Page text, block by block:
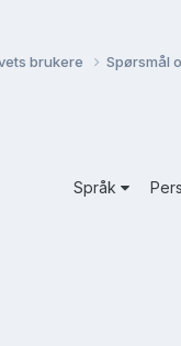
brukere Spørsmål
Språk